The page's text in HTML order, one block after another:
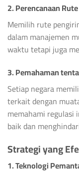
2. Perencanaan
Memilih rute
dalam manajemen
waktu tetapi juga
3. Pemahaman
Setiap negara
terkait dengan
memahami
baik dan
Strategi yang
1. Teknologi